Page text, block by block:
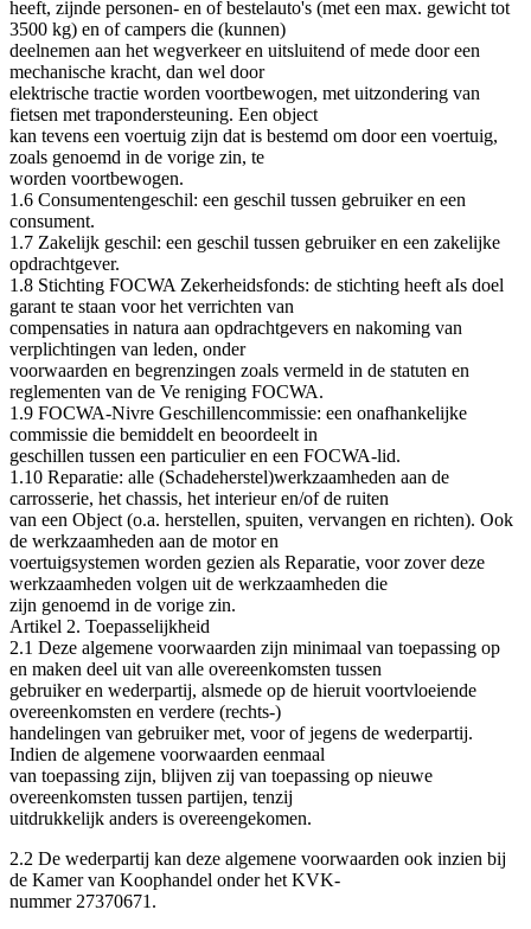
heeft, zijnde personen- en of bestelauto's (met een max. gewicht tot
3500 kg) en of campers die (kunnen)
deelnemen aan het wegverkeer en uitsluitend of mede door een
mechanische kracht, dan wel door
elektrische tractie worden voortbewogen, met uitzondering van
fietsen met trapondersteuning. Een object
kan tevens een voertuig zijn dat is bestemd om door een voertuig,
zoals genoemd in de vorige zin, te
worden voortbewogen.
1.6 Consumentengeschil: een geschil tussen gebruiker en een
consument.
1.7 Zakelijk geschil: een geschil tussen gebruiker en een zakelijke
opdrachtgever.
1.8 Stichting FOCWA Zekerheidsfonds: de stichting heeft aIs doel
garant te staan voor het verrichten van
compensaties in natura aan opdrachtgevers en nakoming van
verplichtingen van leden, onder
voorwaarden en begrenzingen zoals vermeld in de statuten en
reglementen van de Ve reniging FOCWA.
1.9 FOCWA-Nivre Geschillencommissie: een onafhankelijke
commissie die bemiddelt en beoordeelt in
geschillen tussen een particulier en een FOCWA-lid.
1.10 Reparatie: alle (Schadeherstel)werkzaamheden aan de
carrosserie, het chassis, het interieur en/of de ruiten
van een Object (o.a. herstellen, spuiten, vervangen en richten). Ook
de werkzaamheden aan de motor en
voertuigsystemen worden gezien als Reparatie, voor zover deze
werkzaamheden volgen uit de werkzaamheden die
zijn genoemd in de vorige zin.
Artikel 2. Toepasselijkheid
2.1 Deze algemene voorwaarden zijn minimaal van toepassing op
en maken deel uit van alle overeenkomsten tussen
gebruiker en wederpartij, alsmede op de hieruit voortvloeiende
overeenkomsten en verdere (rechts‐)
handelingen van gebruiker met, voor of jegens de wederpartij.
Indien de algemene voorwaarden eenmaal
van toepassing zijn, blijven zij van toepassing op nieuwe
overeenkomsten tussen partijen, tenzij
uitdrukkelijk anders is overeengekomen.
2.2 De wederpartij kan deze algemene voorwaarden ook inzien bij
de Kamer van Koophandel onder het KVK-
nummer 27370671.